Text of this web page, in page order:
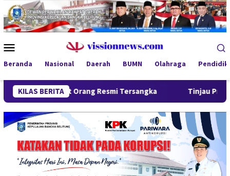
Loncat
ke
konten
Mobile
Beranda Nasional Daerah BUMN Olahraga
KILAS BERITA
Orang Resmi Tersangka Tinjau Program MBG 3B